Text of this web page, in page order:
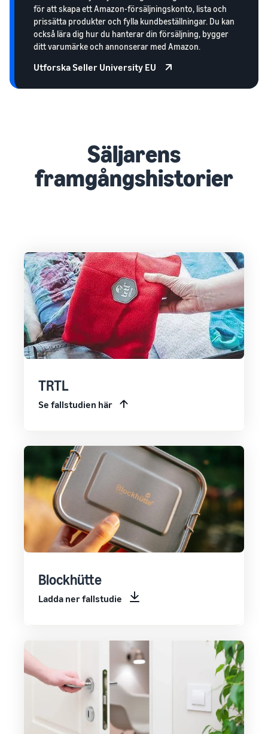
för att skapa ett Amazon-försäljningskonto, lista och
prissätta produkter och fylla kundbeställningar. Du kan
också lära dig hur du hanterar din försäljning, bygger
ditt varumärke och annonserar med Amazon.
Utforska Seller University EU
Säljarens
framgångshistorier
TRTL
Se fallstudien här
Blockhütte
Ladda ner fallstudie